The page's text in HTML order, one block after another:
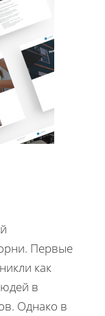
Первые
как
в
Однако в